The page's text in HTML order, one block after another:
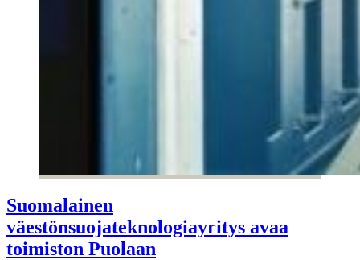
Suomalainen
väestönsuojateknologiayritys avaa
toimiston Puolaan